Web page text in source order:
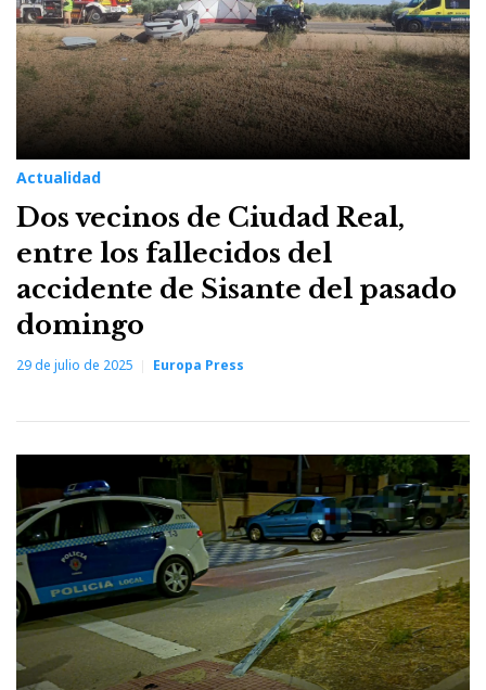
Actualidad
Dos vecinos de Ciudad Real,
entre los fallecidos del
accidente de Sisante del pasado
domingo
29 de julio de 2025 Europa Press